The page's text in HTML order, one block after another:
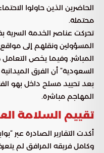
الحاضرين الذين حاولوا
محتملة.
تحركت عناصر الخدمة السرية
المسؤولين ونقلهم إلى
المباشر. وفيما يخص
السعودية” أن الفرق
بعد تحييد مسلح داخل بهو
المهاجم مباشرة.
تقييم السلامة
أكدت التقارير الصادرة عبر
وكامل فريقه المرافق لم